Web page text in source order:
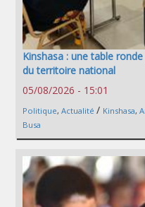
Kinshasa : une table
du territoire national
05/08/2026 - 15:01
Politique, Actualité / Kinshasa,
Busa